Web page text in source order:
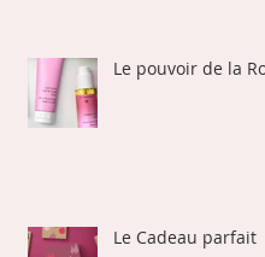
Le pouvoir de la
Le Cadeau parfait